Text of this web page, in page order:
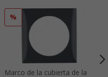
%
Marco de la cubierta de la